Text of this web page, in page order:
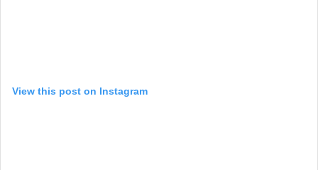
View this post on Instagram